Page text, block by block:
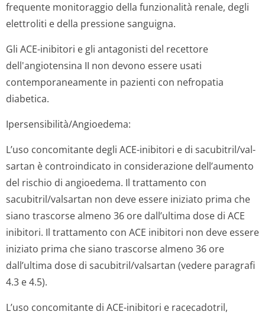
frequente monitoraggio della funzionalità renale, degli
elettroliti e della pressione sanguigna.
Gli ACE-inibitori e gli antagonisti del recettore
dell'angiotensina II non devono essere usati
contemporaneamente in pazienti con nefropatia
diabetica.
Ipersensibilità/An­gioedema:
L’uso concomitante degli ACE-inibitori e di sacubitril/val­
sartan è controindicato in considerazione dell’aumento
del rischio di angioedema. Il trattamento con
sacubitril/val­sartan non deve essere iniziato prima che
siano trascorse almeno 36 ore dall’ultima dose di ACE
inibitori. Il trattamento con ACE inibitori non deve essere
iniziato prima che siano trascorse almeno 36 ore
dall’ultima dose di sacubitril/val­sartan (vedere paragrafi
4.3 e 4.5).
L’uso concomitante di ACE-inibitori e racecadotril,